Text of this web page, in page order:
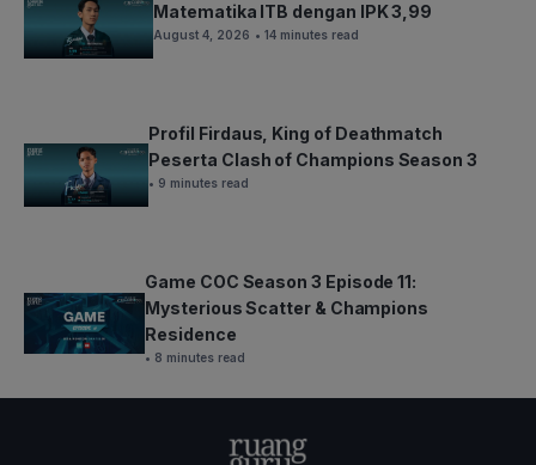
Matematika ITB dengan IPK 3,99
August 4, 2026 • 14 minutes read
Profil Firdaus, King of Deathmatch
Peserta Clash of Champions Season 3
• 9 minutes read
Game COC Season 3 Episode 11:
Mysterious Scatter & Champions
Residence
• 8 minutes read